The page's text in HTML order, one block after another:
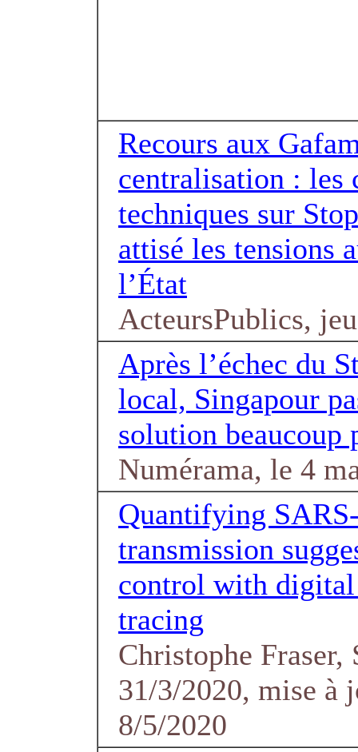
Recours aux
centralisation : les
techniques sur
attisé les tensions
l’État
ActeursPublics,
Après l’échec du
local, Singapour
solution beaucoup
Numérama, le 4
Quantifying
transmission
control with
tracing
Christophe Fraser,
31/3/2020, mise à
8/5/2020